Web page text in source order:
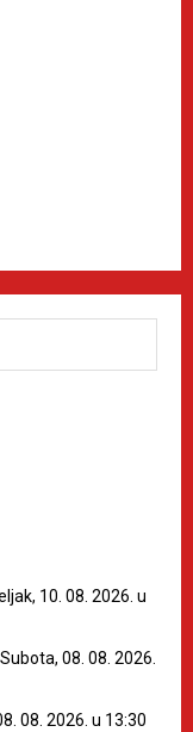
10. 08. 2026. u
08. 08. 2026.
08. 2026. u 13:30